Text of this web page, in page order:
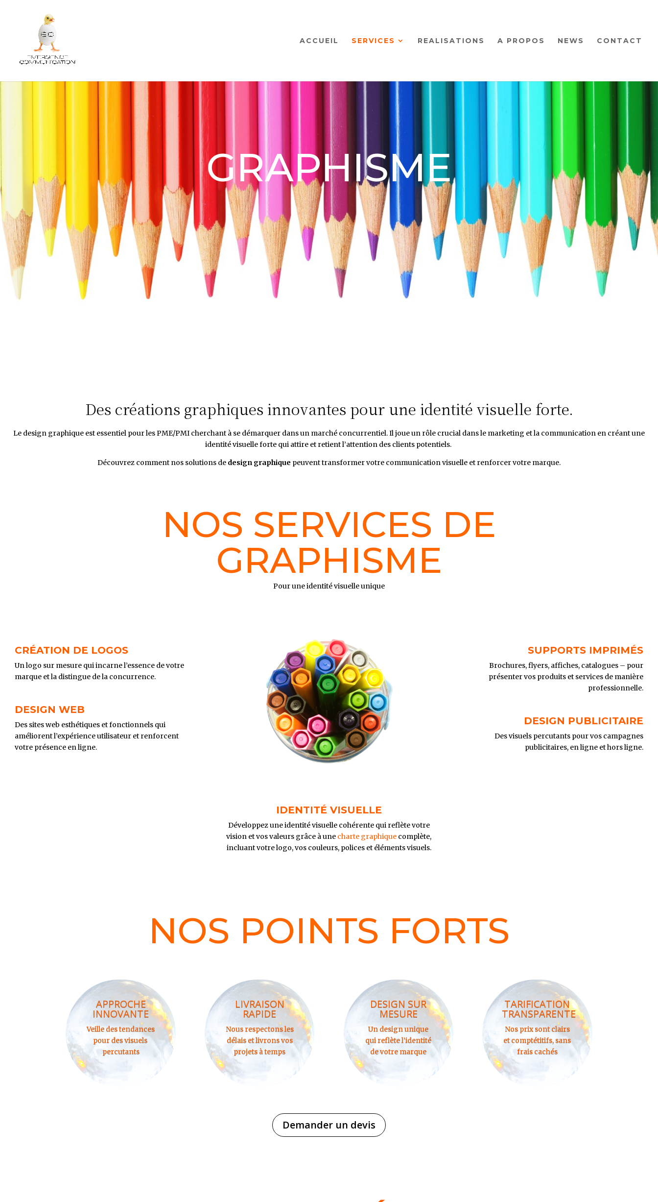
ACCUEIL SERVICES REALISATIONS A PROPOS NEWS CONTACT
GRAPHISME
Des créations graphiques innovantes pour une identité visuelle forte.
Le design graphique est essentiel pour les PME/PMI cherchant à se démarquer dans un marché concurrentiel. Il joue un rôle crucial dans le marketing et la communication en créant une
identité visuelle forte qui attire et retient l’attention des clients potentiels.
Découvrez comment nos solutions de design graphique peuvent transformer votre communication visuelle et renforcer votre marque.
NOS SERVICES DE
GRAPHISME
Pour une identité visuelle unique
CRÉATION DE LOGOS
Un logo sur mesure qui incarne l’essence de votre
marque et la distingue de la concurrence.
DESIGN WEB
Des sites web esthétiques et fonctionnels qui
améliorent l’expérience utilisateur et renforcent
votre présence en ligne.
IDENTITÉ VISUELLE
Développez une identité visuelle cohérente qui reflète votre
vision et vos valeurs grâce à une charte graphique complète,
incluant votre logo, vos couleurs, polices et éléments visuels.
SUPPORTS IMPRIMÉS
Brochures, flyers, affiches, catalogues – pour
présenter vos produits et services de manière
professionnelle.
DESIGN PUBLICITAIRE
Des visuels percutants pour vos campagnes
publicitaires, en ligne et hors ligne.
NOS POINTS FORTS
APPROCHE
INNOVANTE
Veille des tendances
pour des visuels
percutants
LIVRAISON
RAPIDE
Nous respectons les
délais et livrons vos
projets à temps
DESIGN SUR
MESURE
Un design unique
qui reflète l’identité
de votre marque
TARIFICATION
TRANSPARENTE
Nos prix sont clairs
et comptétitifs, sans
frais cachés
Demander un devis